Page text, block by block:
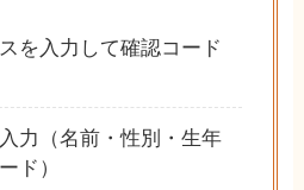
を入力して確認コード
力（名前・性別・生年
ド）